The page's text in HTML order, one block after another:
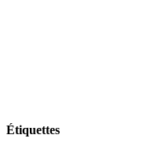
Étiquettes